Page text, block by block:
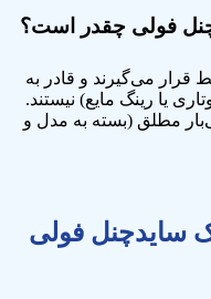
فولی چقدر است؟
قرار می‌گیرند و قادر به
یا رینگ مایع) نیستند.
معمولاً بین ۱۰۰ تا ۴۰۰ میلی‌بار مطلق (بسته به مدل و
سایدچنل فولی